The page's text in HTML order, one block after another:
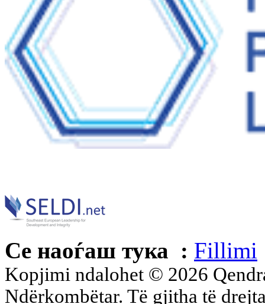
Се наоѓаш тука : Fillimi
Kopjimi ndalohet © 2026
Ndërkombëtar. Të gjitha të